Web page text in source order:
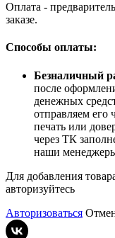
Оплата -
заказе.
Способы оплаты:
Безналичный
после
денежных
отправляем
печать или
через ТК
наши
Для добавления
авторизуйтесь
Авторизоваться